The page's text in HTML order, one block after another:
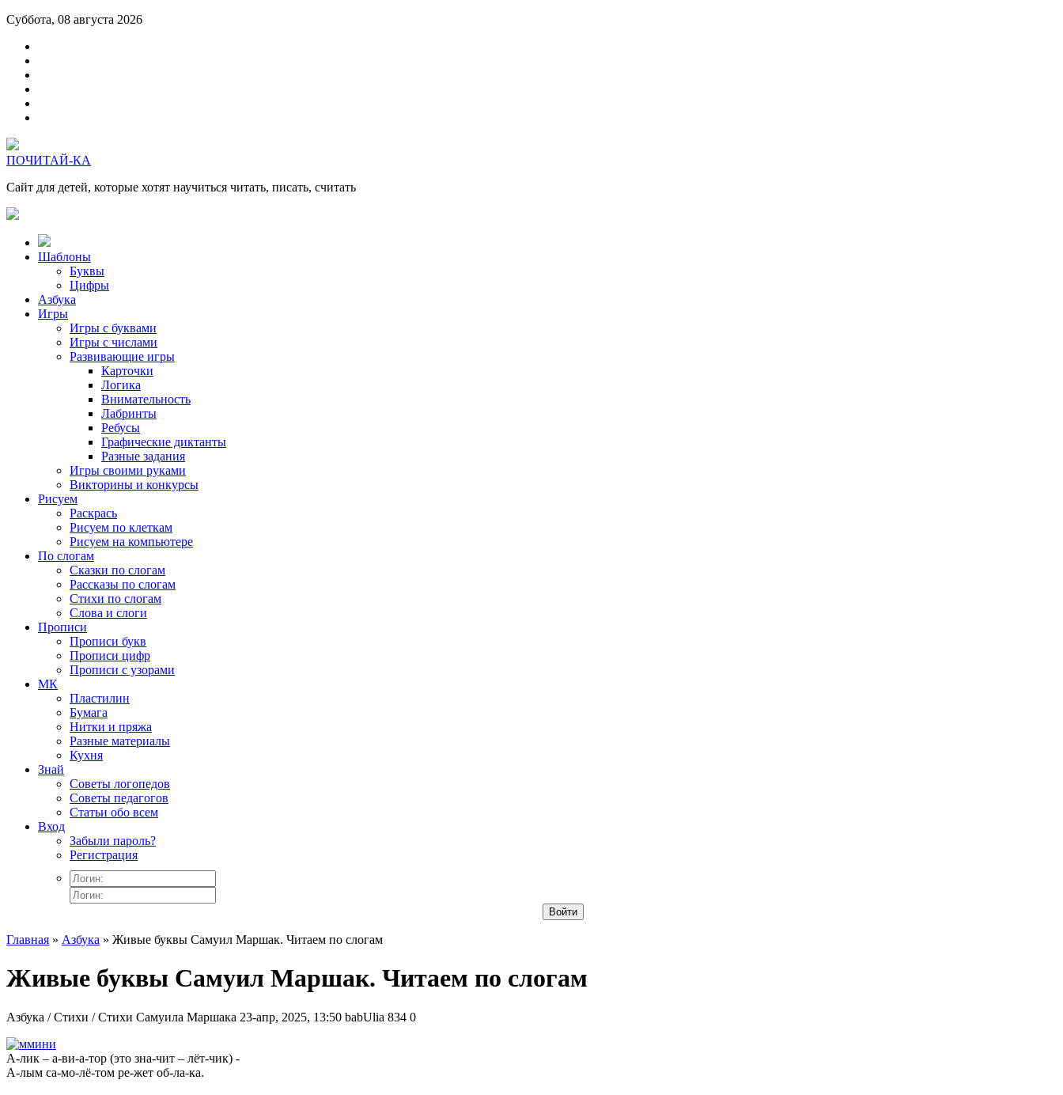
Суббота, 08 августа 2026
ПОЧИТАЙ-КА
Сайт для детей, которые хотят научиться читать, писать, считать
Шаблоны
Буквы
Цифры
Азбука
Игры
Игры с буквами
Игры с числами
Развивающие игры
Карточки
Логика
Внимательность
Лабринты
Ребусы
Графические диктанты
Разные задания
Игры своими руками
Викторины и конкурсы
Рисуем
Раскрась
Рисуем по клеткам
Рисуем на компьютере
По слогам
Сказки по слогам
Рассказы по слогам
Стихи по слогам
Слова и слоги
Прописи
Прописи букв
Прописи цифр
Прописи с узорами
МК
Пластилин
Бумага
Нитки и пряжа
Разные материалы
Кухня
Знай
Советы логопедов
Советы педагогов
Статьи обо всем
Вход
Забыли пароль?
Регистрация
Войти
Главная » Азбука » Живые буквы Самуил Маршак. Читаем по слогам
Живые буквы Самуил Маршак. Читаем по слогам
Азбука / Стихи / Стихи Самуила Маршака 23-апр, 2025, 13:50 babUlia 834 0
А-лик – а-ви-а-тор (это зна-чит – лёт-чик) -
А-лым са-мо-лё-том ре-жет об-ла-ка.